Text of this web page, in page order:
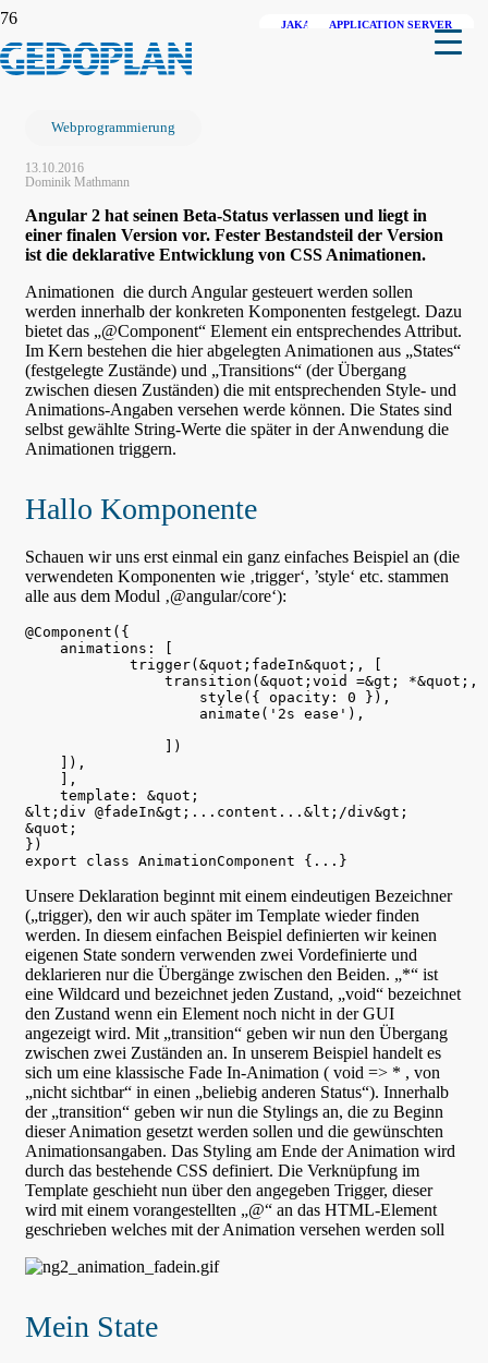
Angular 2 Animationen
Webprogrammierung
13.10.2016
Dominik Mathmann
Angular 2 hat seinen Beta-Status verlassen und liegt in
einer finalen Version vor. Fester Bestandsteil der Version
ist die deklarative Entwicklung von CSS Animationen.
Animationen die durch Angular gesteuert werden sollen
werden innerhalb der konkreten Komponenten festgelegt. Dazu
bietet das „@Component“ Element ein entsprechendes Attribut.
Im Kern bestehen die hier abgelegten Animationen aus „States“
(festgelegte Zustände) und „Transitions“ (der Übergang
zwischen diesen Zuständen) die mit entsprechenden Style- und
Animations-Angaben versehen werde können. Die States sind
selbst gewählte String-Werte die später in der Anwendung die
Animationen triggern.
Hallo Komponente
Schauen wir uns erst einmal ein ganz einfaches Beispiel an (die
verwendeten Komponenten wie ‚trigger‘, ’style‘ etc. stammen
alle aus dem Modul ‚@angular/core‘):
@Component({
    animations: [
            trigger(&quot;fadeIn&quot;, [
transition(&quot;void =&gt; *&quot;,
                    style({ opacity: 0 }),
                    animate('2s ease'),
                ])
    ]),
    ],
    template: &quot;
&lt;div @fadeIn&gt;...content...&lt;/div&gt;
&quot;
})
Unsere Deklaration beginnt mit einem eindeutigen Bezeichner
(„trigger), den wir auch später im Template wieder finden
werden. In diesem einfachen Beispiel definierten wir keinen
eigenen State sondern verwenden zwei Vordefinierte und
deklarieren nur die Übergänge zwischen den Beiden. „*“ ist
eine Wildcard und bezeichnet jeden Zustand, „void“ bezeichnet
den Zustand wenn ein Element noch nicht in der GUI
angezeigt wird. Mit „transition“ geben wir nun den Übergang
zwischen zwei Zuständen an. In unserem Beispiel handelt es
sich um eine klassische Fade In-Animation ( void => * , von
„nicht sichtbar“ in einen „beliebig anderen Status“). Innerhalb
der „transition“ geben wir nun die Stylings an, die zu Beginn
dieser Animation gesetzt werden sollen und die gewünschten
Animationsangaben. Das Styling am Ende der Animation wird
durch das bestehende CSS definiert. Die Verknüpfung im
Template geschieht nun über den angegeben Trigger, dieser
wird mit einem vorangestellten „@“ an das HTML-Element
geschrieben welches mit der Animation versehen werden soll
Mein State
JAKARTA EE (JAVA EE),JAVA SE
JAKARTA EE (JAVA EE)
APPLICATION SERVER